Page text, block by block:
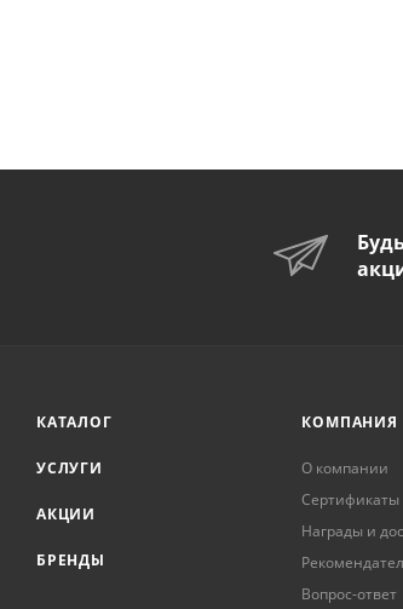
КАТАЛОГ
УСЛУГИ
АКЦИИ
БРЕНДЫ
КОМПАНИЯ
О компании
Награды и
Вопрос-ответ